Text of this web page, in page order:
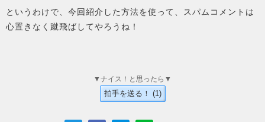
というわけで、今回紹介した方法を使って、スパムコメントは
心置きなく蹴飛ばしてやろうね！
▼ナイス！と思ったら▼